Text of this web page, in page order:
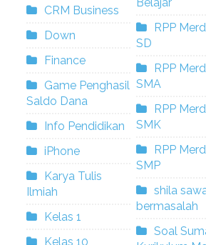
CRM Business
Down
Finance
Game Penghasil
Saldo Dana
Info Pendidikan
iPhone
Karya Tulis
Ilmiah
Kelas 1
Kelas 10
RPP
SD
RPP
SMA
RPP
SMK
RPP
SMP
shila
bermasalah
Soal